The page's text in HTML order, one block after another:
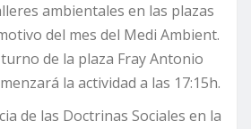
ambientales en las plazas
del mes del Medi Ambient.
de la plaza Fray Antonio
la actividad a las 17:15h.
de las Doctrinas Sociales en la